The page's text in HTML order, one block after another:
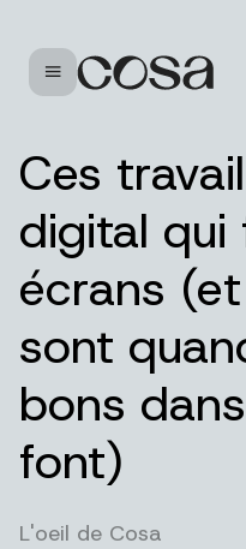
Téléphone
L'agence
Nos projets
Notre
Mediarama
Ouvrir le menu
Ces
digital qui
écrans
sont
bons
font)
L'oeil de Cosa